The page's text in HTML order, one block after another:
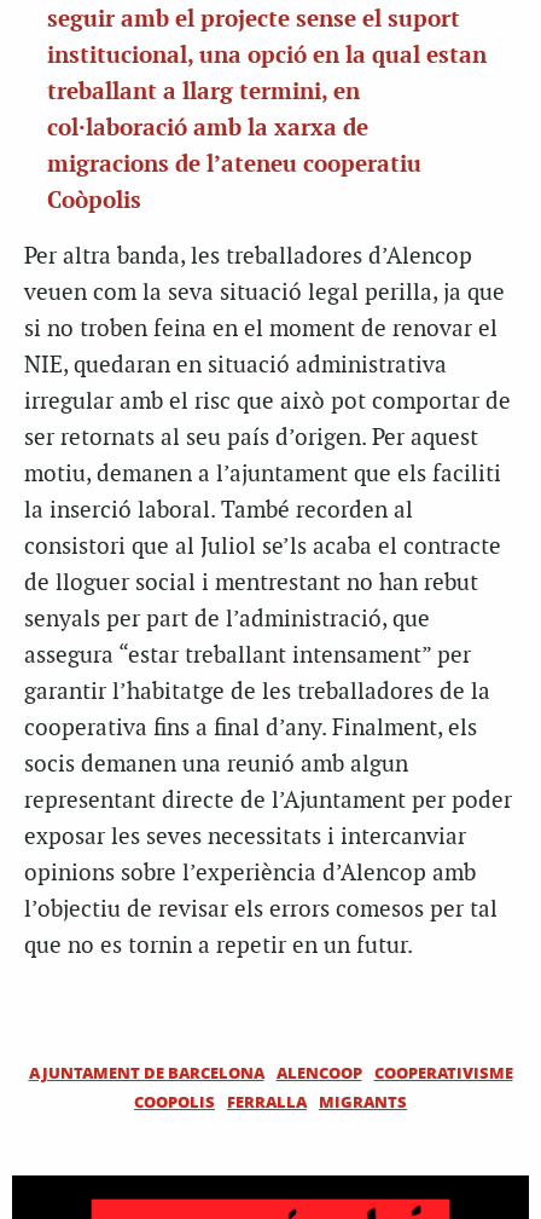
seguir amb el projecte sense el suport
institucional, una opció en la qual estan
treballant a llarg termini, en
col·laboració amb la xarxa de
migracions de l’ateneu cooperatiu
Coòpolis
Per altra banda, les treballadores d’Alencop
veuen com la seva situació legal perilla, ja que
si no troben feina en el moment de renovar el
NIE, quedaran en situació administrativa
irregular amb el risc que això pot comportar de
ser retornats al seu país d’origen. Per aquest
motiu, demanen a l’ajuntament que els faciliti
la inserció laboral. També recorden al
consistori que al Juliol se’ls acaba el contracte
de lloguer social i mentrestant no han rebut
senyals per part de l’administració, que
assegura “estar treballant intensament” per
garantir l’habitatge de les treballadores de la
cooperativa fins a final d’any. Finalment, els
socis demanen una reunió amb algun
representant directe de l’Ajuntament per poder
exposar les seves necessitats i intercanviar
opinions sobre l’experiència d’Alencop amb
l’objectiu de revisar els errors comesos per tal
que no es tornin a repetir en un futur.
AJUNTAMENT DE BARCELONA ALENCOOP COOPERATIVISME
COOPOLIS
FERRALLA MIGRANTS